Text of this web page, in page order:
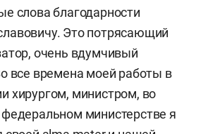
слова благодарности
Это потрясающий
очень вдумчивый
все времена моей работы в
хирургом, министром, во
министерстве я